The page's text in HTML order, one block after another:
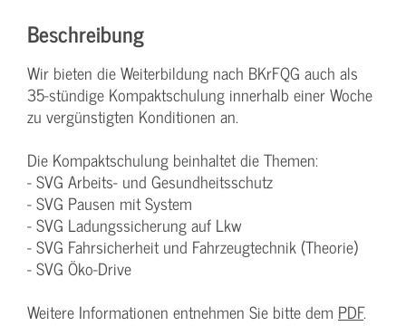
Beschreibung
Wir bieten die Weiterbildung nach BKrFQG auch als
35-stündige Kompaktschulung innerhalb einer Woche
zu vergünstigten Konditionen an.
Die Kompaktschulung beinhaltet die Themen:
- SVG Arbeits- und Gesundheitsschutz
- SVG Pausen mit System
- SVG Ladungssicherung auf Lkw
- SVG Fahrsicherheit und Fahrzeugtechnik (Theorie)
- SVG Öko-Drive
Weitere Informationen entnehmen Sie bitte dem PDF.